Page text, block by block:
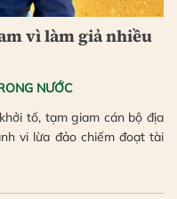
vì làm giả nhiều
NƯỚC
tố, tạm giam cán bộ địa
vi lừa đảo chiếm đoạt tài